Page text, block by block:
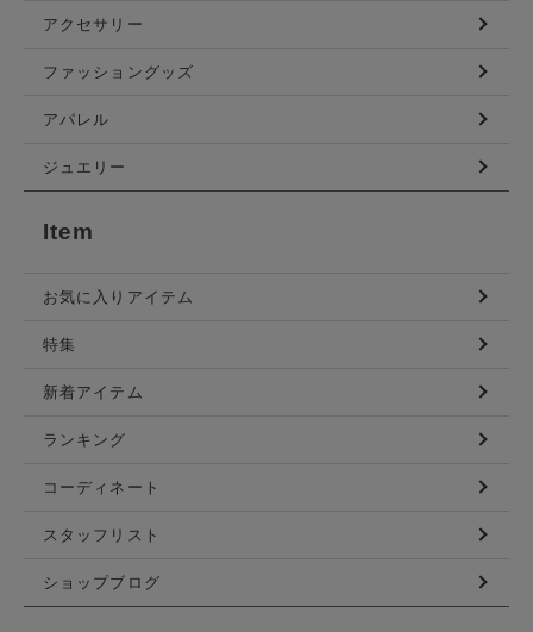
アクセサリー
ファッショングッズ
アパレル
ジュエリー
Item
お気に入りアイテム
特集
新着アイテム
ランキング
コーディネート
スタッフリスト
ショップブログ